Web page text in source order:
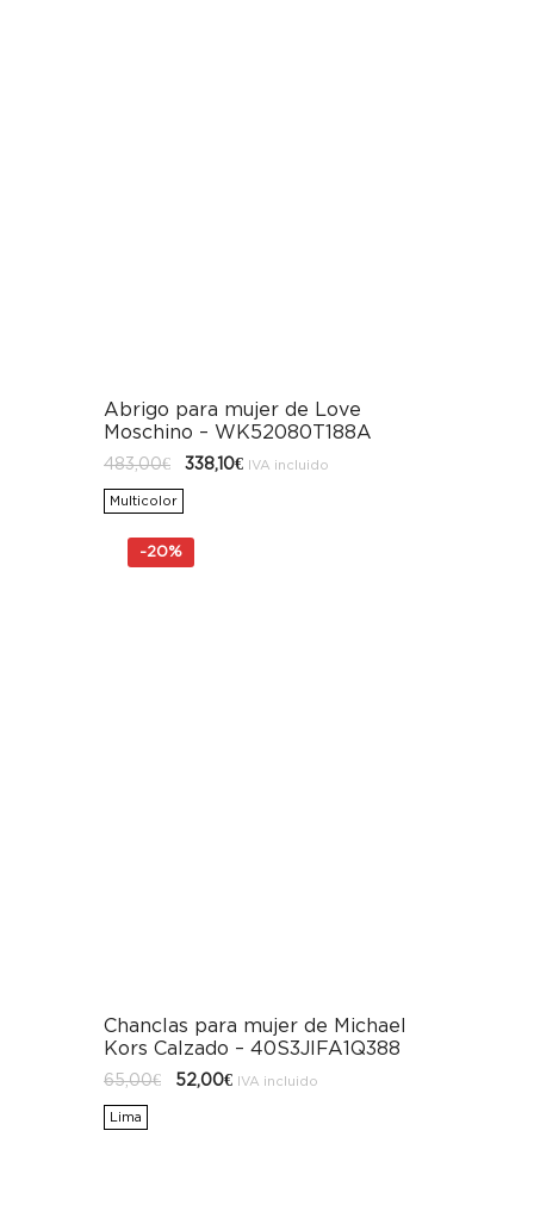
Abrigo para mujer de Love
Moschino – WK52080T188A
483,00€
El
original
era:
338,10€ElIVA incluido
Multicolor
-20%
Chanclas para mujer de Michael
Kors Calzado – 40S3JIFA1Q388
65,00€
El52,00€ElIVA incluido
Lima